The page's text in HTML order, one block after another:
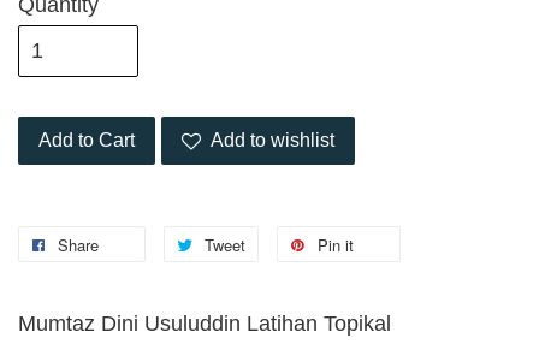
Quantity
Add to Cart Add to wishlist
Share Tweet Pin it
Mumtaz Dini Usuluddin Latihan Topikal